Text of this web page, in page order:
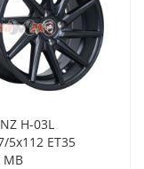
H-03L
5x112 ET35
D66,6 MB